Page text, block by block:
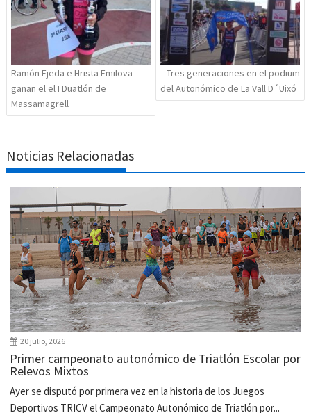
Ramón Ejeda e Hrista Emilova
ganan el el I Duatlón de
Massamagrell
Tres generaciones en el podium
del Autonómico de La Vall D´Uixó
Noticias Relacionadas
20 julio, 2026
Primer campeonato autonómico de Triatlón Escolar por
Relevos Mixtos
Ayer se disputó por primera vez en la historia de los Juegos
Deportivos TRICV el Campeonato Autonómico de Triatlón por...